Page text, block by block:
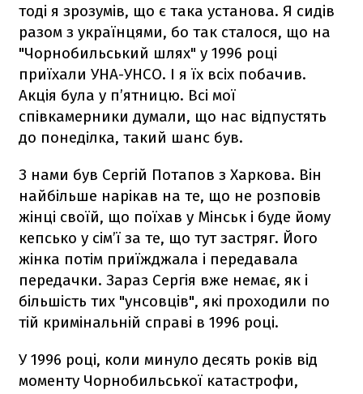
тоді я зрозумів, що є така установа. Я сидів
разом з українцями, бо так сталося, що на
"Чорнобильський шлях" у 1996 році
приїхали УНА-УНСО. І я їх всіх побачив.
Акція була у п’ятницю. Всі мої
співкамерники думали, що нас відпустять
до понеділка, такий шанс був.
З нами був Сергій Потапов з Харкова. Він
найбільше нарікав на те, що не розповів
жінці своїй, що поїхав у Мінськ і буде йому
кепсько у сім’ї за те, що тут застряг. Його
жінка потім приїжджала і передавала
передачки. Зараз Сергія вже немає, як і
більшість тих "унсовців", які проходили по
тій кримінальній справі в 1996 році.
У 1996 році, коли минуло десять років від
моменту Чорнобильської катастрофи,